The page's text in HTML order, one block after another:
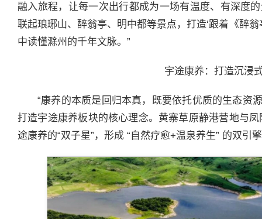
融入旅程，让每一次出行都成为一场有温度、有深度
联起琅琊山、醉翁亭、明中都等景点，打造‘跟着《醉
中读懂滁州的千年文脉。”
宇途康养：打造沉浸
“康养的本质是回归本真，既要依托优质的生态资
打造宇途康养板块的核心理念。黄寨草原静港营地与
途康养的“双子星”，形成 “自然疗愈+温泉养生” 的双引